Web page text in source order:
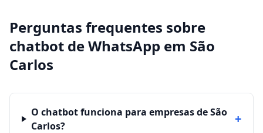
Perguntas frequentes sobre
chatbot de WhatsApp em São
Carlos
O chatbot funciona para empresas de São
Carlos?
+